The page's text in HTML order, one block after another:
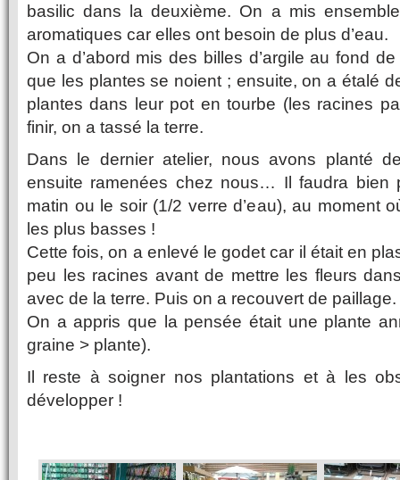
basilic dans la deuxième. On a mis
aromatiques car elles ont besoin de plus d’eau.
On a d’abord mis des billes d’argile au fond
que les plantes se noient ; ensuite, on a étalé
plantes dans leur pot en tourbe (les racines
finir, on a tassé la terre.
Dans le dernier atelier, nous avons planté
ensuite ramenées chez nous… Il faudra bien
matin ou le soir (1/2 verre d’eau), au moment
les plus basses !
Cette fois, on a enlevé le godet car il était en
peu les racines avant de mettre les fleurs
avec de la terre. Puis on a recouvert de paillage.
On a appris que la pensée était une plante
graine > plante).
Il reste à soigner nos plantations et à les
développer !